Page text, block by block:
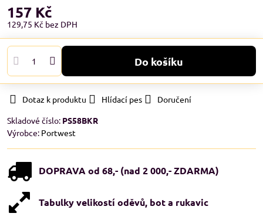
157 Kč
129,75 Kč bez DPH
Do košíku
Dotaz k produktu Hlídací pes
Doručení
Skladové číslo: PS58BKR
Výrobce: Portwest
DOPRAVA od 68,- (nad 2 000,- ZDARMA)
Tabulky velikostí oděvů, bot a rukavic